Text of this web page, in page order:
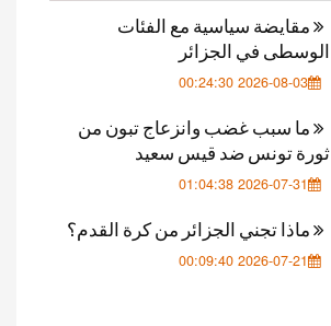
مقايضة سياسية مع الفئات
الوسطى في الجزائر
2026-08-03 00:24:30
ما سبب غضب وانزعاج تبون من
ثورة تونس ضد قيس سعيد
2026-07-31 01:04:38
ماذا تجني الجزائر من كرة القدم؟
2026-07-21 00:09:40